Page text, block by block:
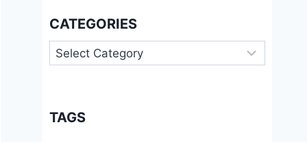
CATEGORIES
Categories
TAGS